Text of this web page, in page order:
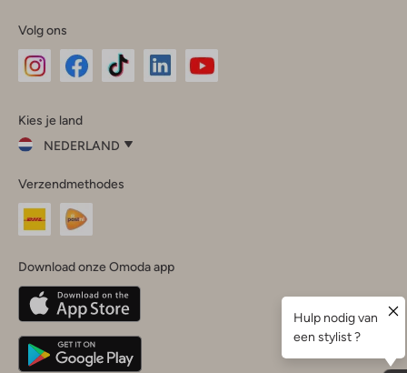
Volg ons
InstagramFacebook
Kies je land
NEDERLAND
je
land
Nederland
Belgique(Français)
Deutschland
Verzendmethodes
Download onze Omoda app